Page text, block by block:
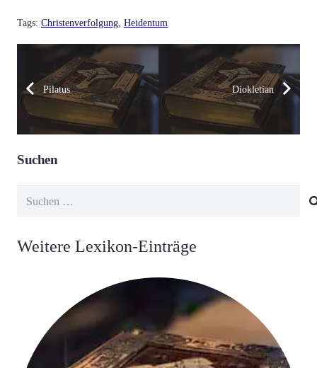
Tags: Christenverfolgung Heidentum
Pilatus Diokletian
Suchen
Weitere Lexikon-Einträge